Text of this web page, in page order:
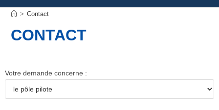
CONTACT
> Contact
Votre demande concerne :